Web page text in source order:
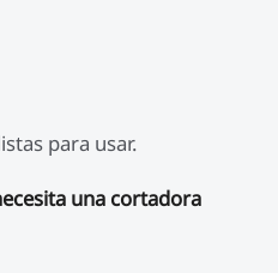
para usar.
una cortadora